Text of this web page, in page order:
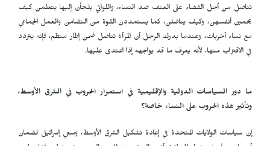
تناضل من أجل القضاء على العنف ضد النساء، واللواتي يلجأن إليها يتعلمن كيف
يحمين أنفسهن، وكيف يناضلن، كما يستمددن القوة من التضامن والعمل الجماعي
مع نساء أخريات، وعندما يدرك الرجل أن المرأة تناضل ضمن إطار منظم، فإنه يتردد
في الاقتراب منها، لأنه يعرف ما قد يواجهه إذا اعتدى عليها.
ما دور السياسات الدولية والإقليمية في استمرار الحروب في الشرق الأوسط،
وتأثير هذه الحروب على النساء خاصة؟
إن سياسات الولايات المتحدة في إعادة تشكيل الشرق الأوسط، وسعي إسرائيل لضمان